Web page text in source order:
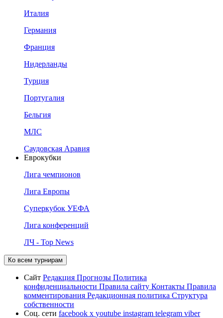
Италия
Германия
Франция
Нидерланды
Турция
Португалия
Бельгия
МЛС
Саудовская Аравия
Еврокубки
Лига чемпионов
Лига Европы
Суперкубок УЕФА
Лига конференций
ЛЧ - Top News
Ко всем турнирам
Сайт Редакция Прогнозы Политика
конфиденциальности Правила сайту Контакты Правила
комментирования Редакционная политика Структура
собственности
Соц. сети facebook x youtube instagram telegram viber